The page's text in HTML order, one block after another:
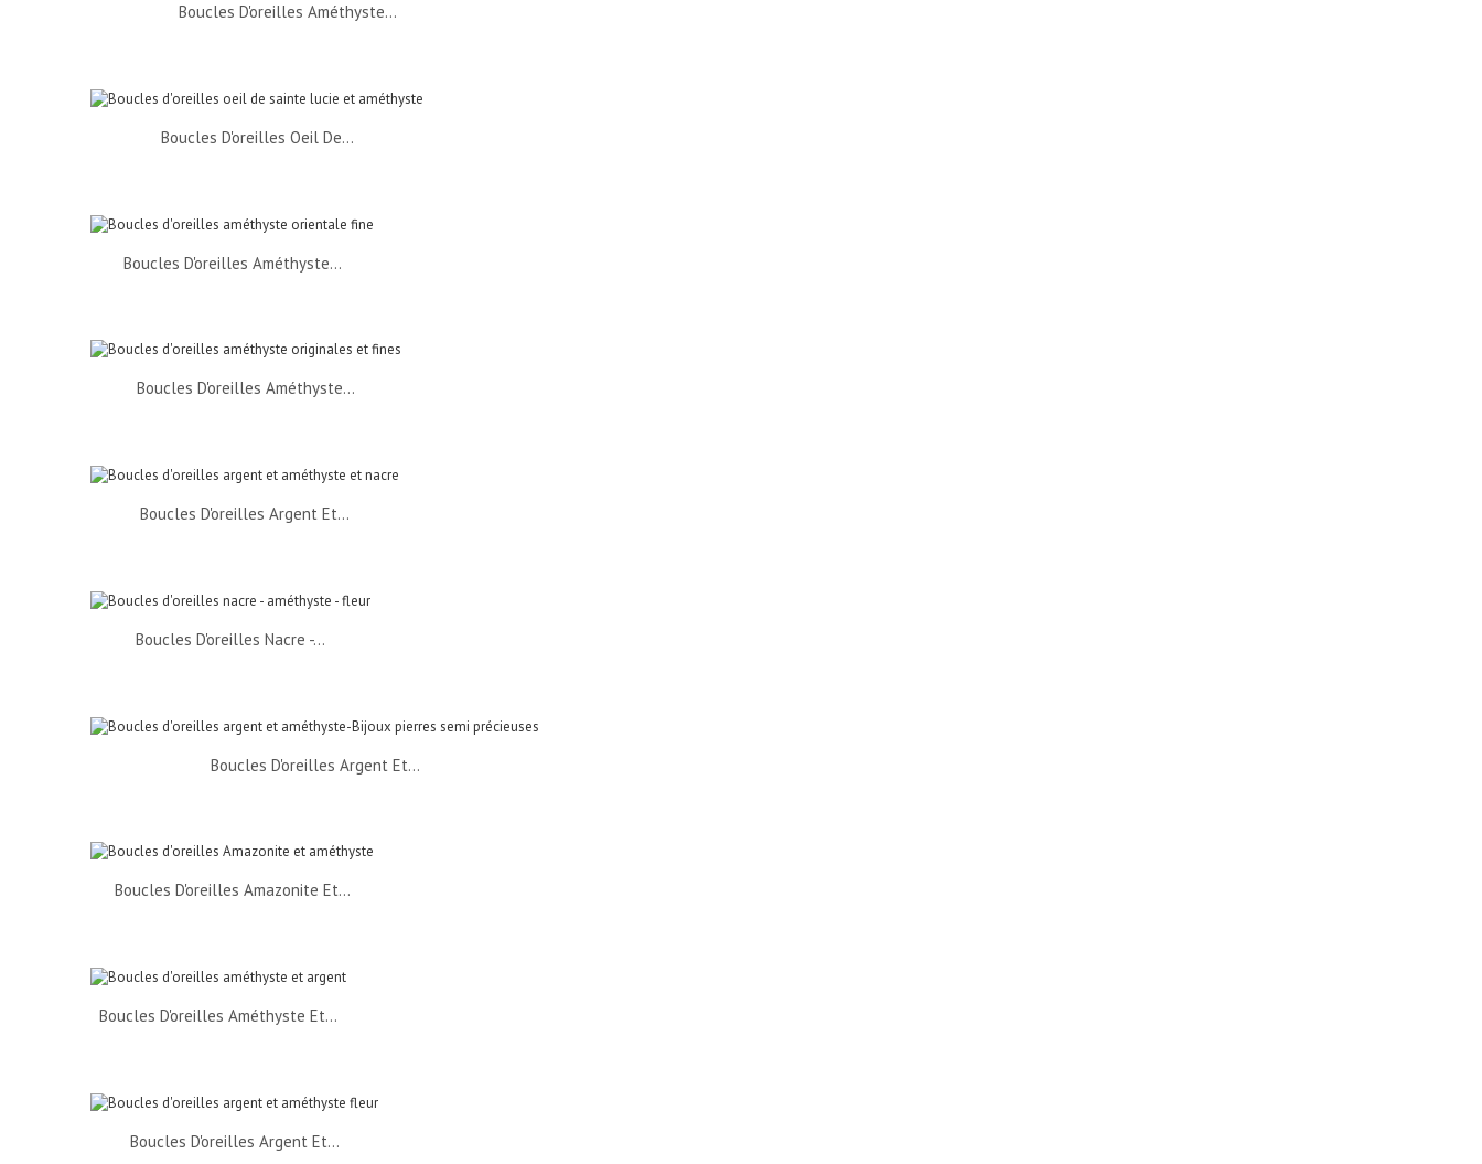
Boucles D'oreilles Améthyste...
Boucles D'oreilles Oeil De...
Boucles D'oreilles Améthyste...
Boucles D'oreilles Améthyste...
Boucles D'oreilles Argent Et...
Boucles D'oreilles Nacre -...
Boucles D'oreilles Argent Et...
Boucles D'oreilles Amazonite Et...
Boucles D'oreilles Améthyste Et...
Boucles D'oreilles Argent Et...